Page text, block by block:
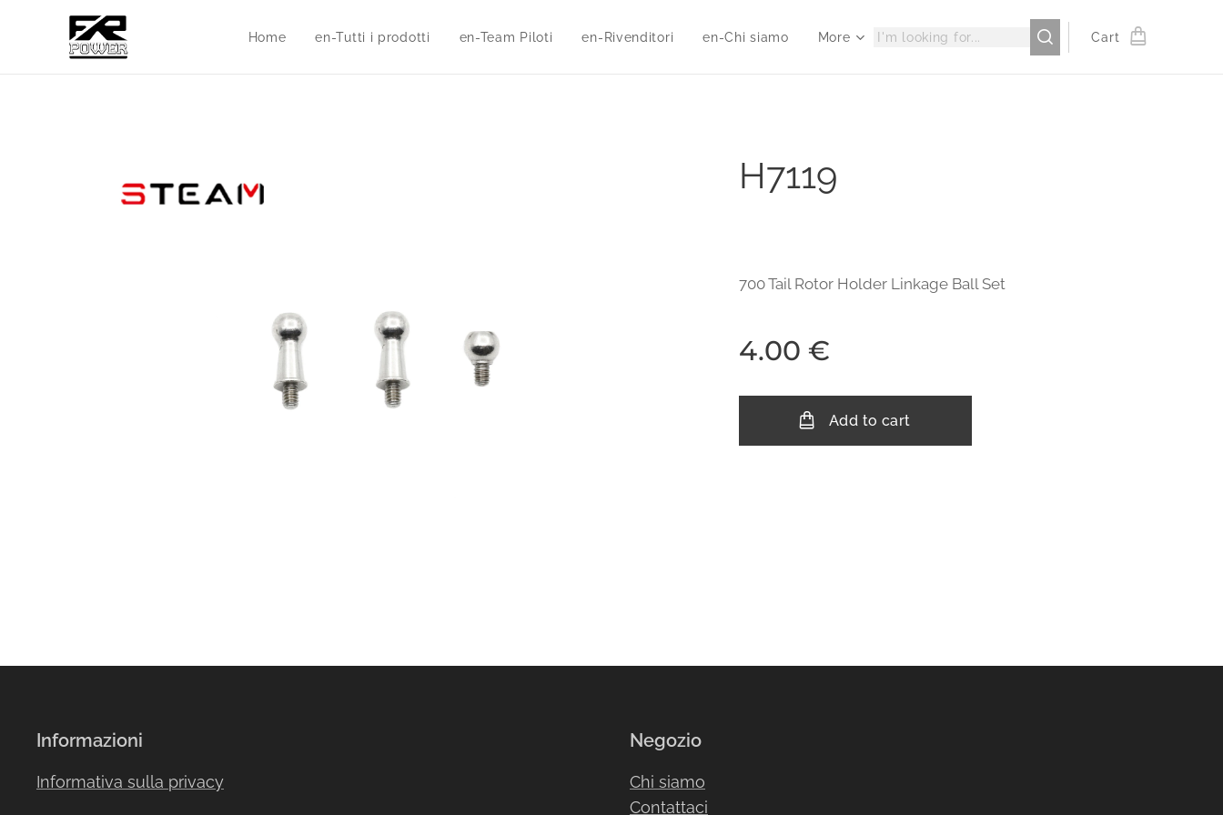
Home en-Tutti i prodotti en-Team Piloti en-Rivenditori en-Chi siamo More Cart
H7119
700 Tail Rotor Holder Linkage Ball Set
4.00 €
Add to cart
Informazioni
Informativa sulla privacy
Negozio
Chi siamo
Contattaci